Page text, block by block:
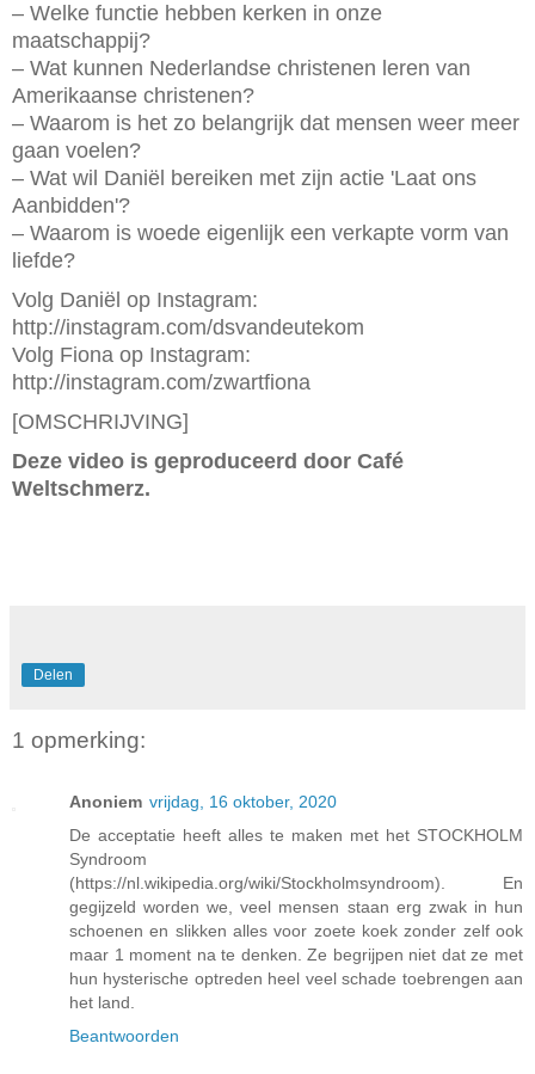
– Welke functie hebben kerken in onze
maatschappij?
– Wat kunnen Nederlandse christenen leren van
Amerikaanse christenen?
– Waarom is het zo belangrijk dat mensen weer meer
gaan voelen?
– Wat wil Daniël bereiken met zijn actie 'Laat ons
Aanbidden'?
– Waarom is woede eigenlijk een verkapte vorm van
liefde?
Volg Daniël op Instagram:
http://instagram.com/dsvandeutekom
Volg Fiona op Instagram:
http://instagram.com/zwartfiona
[OMSCHRIJVING]
Deze video is geproduceerd door Café
Weltschmerz.
Delen
1 opmerking:
Anoniem vrijdag, 16 oktober, 2020
De acceptatie heeft alles te maken met het STOCKHOLM
Syndroom
(https://nl.wikipedia.org/wiki/Stockholmsyndroom). En
gegijzeld worden we, veel mensen staan erg zwak in hun
schoenen en slikken alles voor zoete koek zonder zelf ook
maar 1 moment na te denken. Ze begrijpen niet dat ze met
hun hysterische optreden heel veel schade toebrengen aan
het land.
Beantwoorden